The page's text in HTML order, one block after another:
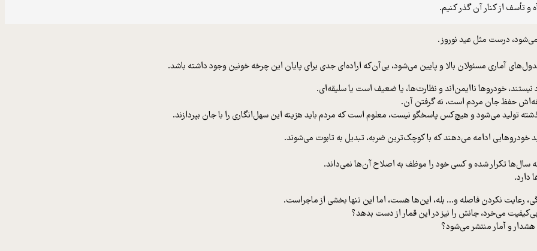
درست مثل عید نوروز.
آماری مسئولان بالا و پایین می‌شود، بی‌آن‌که اراده‌ای جدی برای پایان این چرخه خونین وجود داشته باشد.
خودروها ناایمن‌اند و نظارت‌ها، یا ضعیف است یا سلیقه‌ای.
حفظ جان مردم است، نه گرفتن آن.
می‌شود و هیچ‌کس پاسخگو نیست، معلوم است که مردم باید هزینه این سهل‌انگاری را با جان بپردازند.
خودروهایی ادامه می‌دهند که با کوچک‌ترین ضربه، تبدیل به تابوت می‌شوند.
سال‌ها تکرار شده و کسی خود را موظف به اصلاح آن‌ها نمی‌داند.
دارد.
رعایت نکردن فاصله و… بله، این‌ها هست، اما این تنها بخشی از ماجراست.
می‌خرد، جانش را نیز در این قمار از دست بدهد؟
و آمار منتشر می‌شود؟